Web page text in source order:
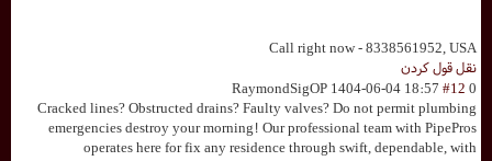
Call right now - 8338561952, USA
نقل قول کردن
0
#12
RaymondSigOP 1404-06-04 18:57
Cracked lines? Obstructed drains? Faulty valves? Do not permit plumbing
emergencies destroy your morning! Our professional team with PipePros
operates here for fix any residence through swift, dependable, with